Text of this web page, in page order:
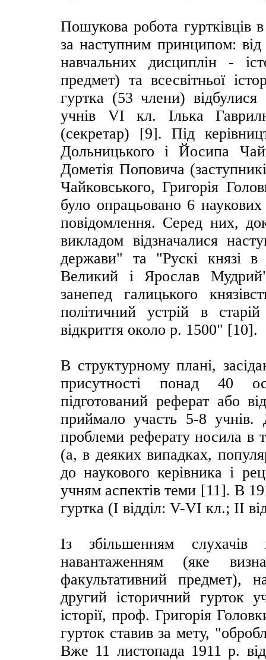
Пошукова робота гуртківців
за наступним принципом: від
навчальних дисциплін -
предмет) та всесвітньої
гуртка (53 члени)
учнів VІ кл. Ілька
(секретар) [9]. Під
Дольницького і Йосипа
Дометія Поповича
Чайковського, Григорія
було опрацьовано 6
повідомлення. Серед них,
викладом відзначалися
держави" та "Рускі князі
Великий і Ярослав
занепед галицького
політичний устрій в
відкриття около р. 1500" [10].
В структурному плані,
присутності понад 40
підготований реферат або
приймало участь 5-8 учнів.
проблеми реферату носила в
(а, в деяких випадках,
до наукового керівника і
учням аспектів теми [11]. В
гуртка (І відділ: V-VІ кл.; ІІ
Із збільшенням слухачів
навантаженням (яке
факультативний предмет),
другий історичний гурток
історії, проф. Григорія
гурток ставив за мету,
Вже 11 листопада 1911 р.